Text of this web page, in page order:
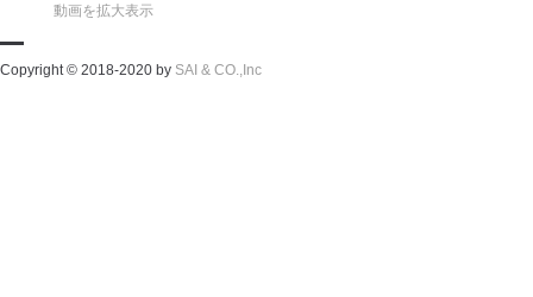
動画を拡大表示
Copyright © 2018-2020 by SAI & CO.,Inc